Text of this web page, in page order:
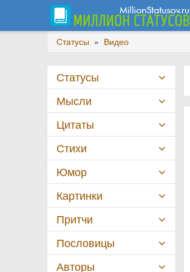
Статусы » Видео
Статусы
Мысли
Цитаты
Стихи
Юмор
Картинки
Притчи
Пословицы
Авторы